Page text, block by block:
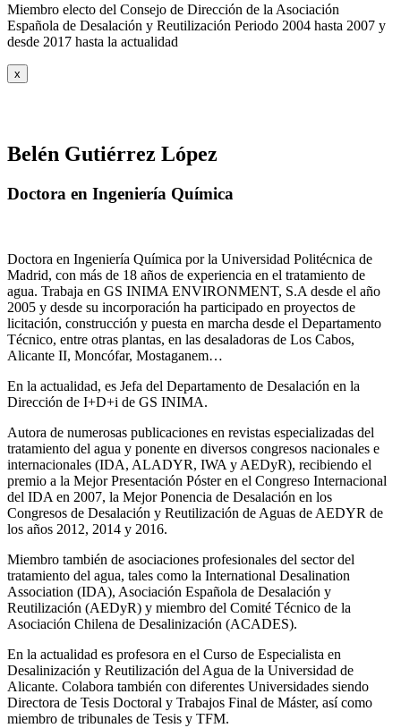
Miembro electo del Consejo de Dirección de la Asociación
Española de Desalación y Reutilización Periodo 2004 hasta 2007 y
desde 2017 hasta la actualidad
x
Belén Gutiérrez López
Doctora en Ingeniería Química
Doctora en Ingeniería Química por la Universidad Politécnica de
Madrid, con más de 18 años de experiencia en el tratamiento de
agua. Trabaja en GS INIMA ENVIRONMENT, S.A desde el año
2005 y desde su incorporación ha participado en proyectos de
licitación, construcción y puesta en marcha desde el Departamento
Técnico, entre otras plantas, en las desaladoras de Los Cabos,
Alicante II, Moncófar, Mostaganem…
En la actualidad, es Jefa del Departamento de Desalación en la
Dirección de I+D+i de GS INIMA.
Autora de numerosas publicaciones en revistas especializadas del
tratamiento del agua y ponente en diversos congresos nacionales e
internacionales (IDA, ALADYR, IWA y AEDyR), recibiendo el
premio a la Mejor Presentación Póster en el Congreso Internacional
del IDA en 2007, la Mejor Ponencia de Desalación en los
Congresos de Desalación y Reutilización de Aguas de AEDYR de
los años 2012, 2014 y 2016.
Miembro también de asociaciones profesionales del sector del
tratamiento del agua, tales como la International Desalination
Association (IDA), Asociación Española de Desalación y
Reutilización (AEDyR) y miembro del Comité Técnico de la
Asociación Chilena de Desalinización (ACADES).
En la actualidad es profesora en el Curso de Especialista en
Desalinización y Reutilización del Agua de la Universidad de
Alicante. Colabora también con diferentes Universidades siendo
Directora de Tesis Doctoral y Trabajos Final de Máster, así como
miembro de tribunales de Tesis y TFM.